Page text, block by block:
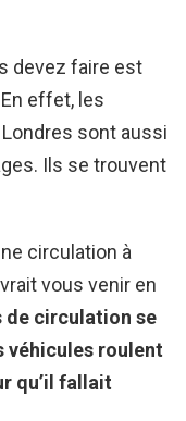
devez faire est
effet, les
sont aussi
Ils se trouvent
circulation à
vous venir en
de circulation se
véhicules roulent
qu’il fallait